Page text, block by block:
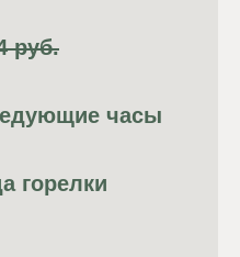
руб.
часы
горелки